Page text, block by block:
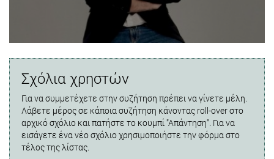
Σχόλια χρηστών
Για να συμμετέχετε στην συζήτηση πρέπει να γίνετε μέλη.
Λάβετε μέρος σε κάποια συζήτηση κάνοντας roll-over στο
αρχικό σχόλιο και πατήστε το κουμπί "Απάντηση". Για να
εισάγετε ένα νέο σχόλιο χρησιμοποιήστε την φόρμα στο
τέλος της λίστας.